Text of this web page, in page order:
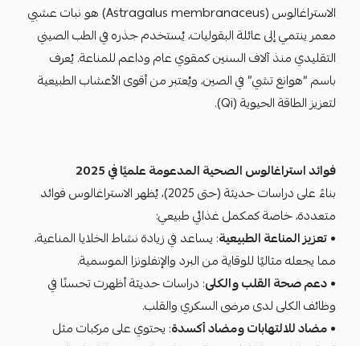
الاستراغالوس (Astragalus membranaceus) هو نبات عشبي
معمر ينتمي إلى عائلة البقوليات، يُستخدم جذره في الطب الصيني
التقليدي منذ آلاف السنين كمقوي عام وداعم للمناعة. يُعرف
باسم “هوانغ تشي” في الصين، ويُعتبر من أقوى الأعشاب الطبيعية
لتعزيز الطاقة الحيوية (Qi).
فوائد استراغالوس الصحية المدعومة علميًا في 2025
بناءً على دراسات حديثة (حتى 2025)، يُظهر الاستراغالوس فوائد
متعددة، خاصة كمكمل غذائي طبيعي:
•تعزيز المناعة الطبيعية: يساعد في زيادة نشاط الخلايا المناعية،
مما يجعله مثاليًا للوقاية من البرد والإنفلونزا الموسمية.
•دعم صحة القلب والكلى: دراسات حديثة أظهرت تحسنًا في
وظائف الكلى لدى مرضى السكري والقلب.
•مضاد للالتهابات ومضاد أكسدة: يحتوي على مركبات مثل